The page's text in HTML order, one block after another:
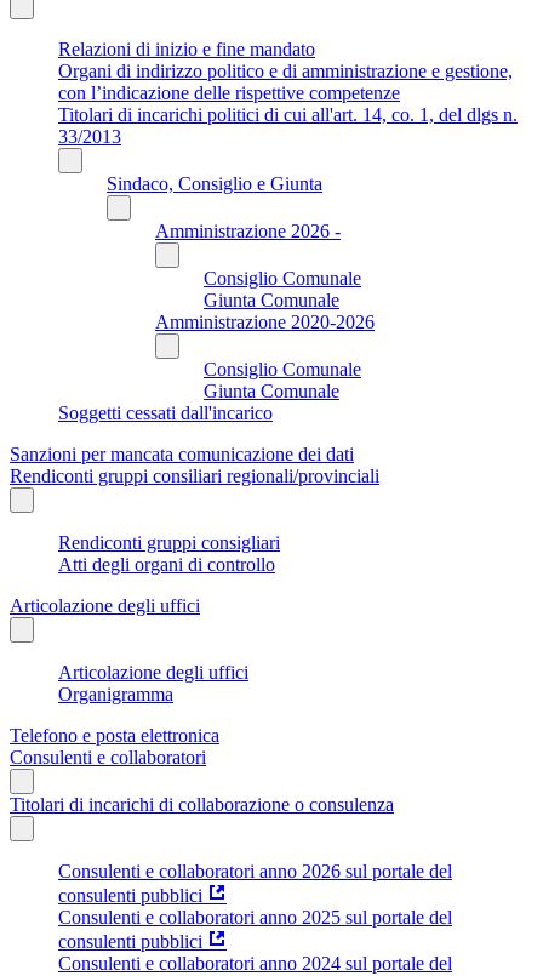
Relazioni di inizio e fine mandato
Organi di indirizzo politico e di amministrazione e gestione,
con l’indicazione delle rispettive competenze
Titolari di incarichi politici di cui all'art. 14, co. 1, del dlgs n.
33/2013
Sindaco, Consiglio e Giunta
Amministrazione 2026 -
Consiglio Comunale
Giunta Comunale
Amministrazione 2020-2026
Consiglio Comunale
Giunta Comunale
Soggetti cessati dall'incarico
Sanzioni per mancata comunicazione dei dati
Rendiconti gruppi consiliari regionali/provinciali
Rendiconti gruppi consigliari
Atti degli organi di controllo
Articolazione degli uffici
Articolazione degli uffici
Organigramma
Telefono e posta elettronica
Consulenti e collaboratori
Titolari di incarichi di collaborazione o consulenza
Consulenti e collaboratori anno 2026 sul portale del
consulenti pubblici
Consulenti e collaboratori anno 2025 sul portale del
consulenti pubblici
Consulenti e collaboratori anno 2024 sul portale del